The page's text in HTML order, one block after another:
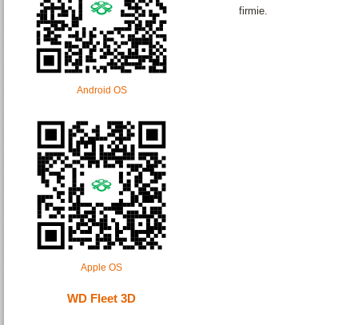
Android OS
Apple OS
WD Fleet 3D
firmie.